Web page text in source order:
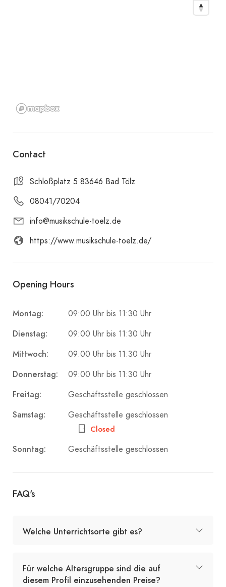
Contact
Schloßplatz 5 83646 Bad Tölz
08041/70204
info@musikschule-toelz.de
https://www.musikschule-toelz.de/
Opening Hours
Montag: 09:00 Uhr bis 11:30 Uhr
Dienstag: 09:00 Uhr bis 11:30 Uhr
Mittwoch: 09:00 Uhr bis 11:30 Uhr
Donnerstag: 09:00 Uhr bis 11:30 Uhr
Freitag: Geschäftsstelle geschlossen
Samstag:
Geschäftsstelle geschlossen
Closed
Sonntag: Geschäftsstelle geschlossen
FAQ's
Welche Unterrichtsorte gibt es?
Für welche Altersgruppe sind die auf
diesem Profil einzusehenden Preise?